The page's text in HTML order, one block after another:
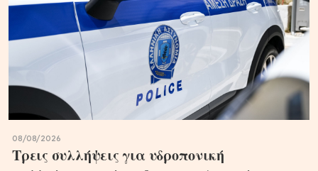
08/08/2026
Τρεις συλλήψεις για υδροπονική